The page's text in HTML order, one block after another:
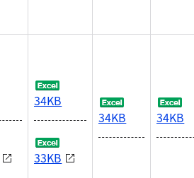
34KB
33KB
34KB 34KB